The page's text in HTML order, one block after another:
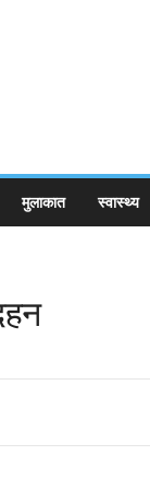
मुलाकात स्वास्थ्य